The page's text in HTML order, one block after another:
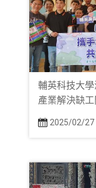
輔英科技大
產業解決缺
2025/02/27